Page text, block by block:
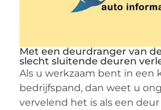
Met een deurdranger van
slecht sluitende deuren
Als u werkzaam bent in een
bedrijfspand, dan weet u
vervelend het is als een